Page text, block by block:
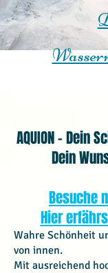
AQUION - Dein
Dein
Besuche
Hier
Wahre Schönheit
von innen.
Mit ausreichend